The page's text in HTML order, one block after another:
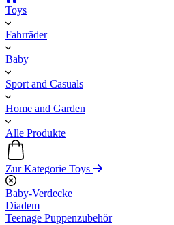
Toys
Fahrräder
Baby
Sport and Casuals
Home and Garden
Alle Produkte
Zur Kategorie Toys
Baby-Verdecke
Diadem
Teenage Puppenzubehör